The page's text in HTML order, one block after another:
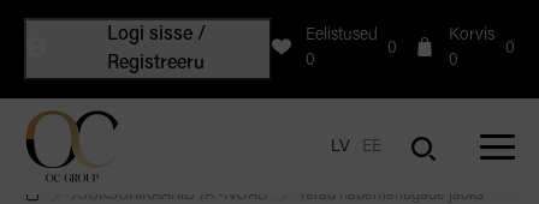
Logi sisse /
Registreeru
Eelistused
0
0
Korvis
0
0
LV EE
JUUKSURIKÄÄRID JA -NOAD Terad habemenugade jaoks